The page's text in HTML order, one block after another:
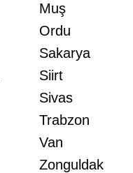
Muş
Ordu
Sakarya
Siirt
Sivas
Trabzon
Van
Zonguldak